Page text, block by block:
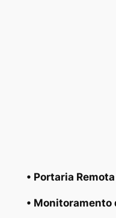
• Portaria Remota
• Monitoramento